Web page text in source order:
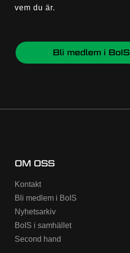
vem du är.
Bli medlem i BoIS
OM OSS
Kontakt
Bli medlem i BoIS
Nyhetsarkiv
BoIS i samhället
Second hand